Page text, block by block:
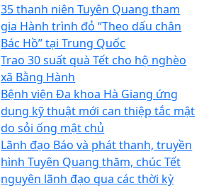
35 thanh niên Tuyên Quang tham
gia Hành trình đỏ “Theo dấu chân
Bác Hồ” tại Trung Quốc
Trao 30 suất quà Tết cho hộ nghèo
xã Bằng Hành
Bệnh viện Đa khoa Hà Giang ứng
dụng kỹ thuật mới can thiệp tắc mật
do sỏi ống mật chủ
Lãnh đạo Báo và phát thanh, truyền
hình Tuyên Quang thăm, chúc Tết
nguyên lãnh đạo qua các thời kỳ